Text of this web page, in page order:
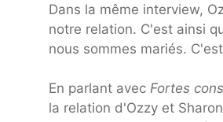
Dans la même interview,
notre relation. C'est ainsi
nous sommes mariés.
En parlant avec Fortes
la relation d'Ozzy et